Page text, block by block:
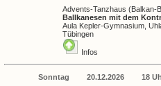
Advents-Tanzhaus (Balkan-
Ballkanesen mit dem
Aula Kepler-Gymnasium,
Tübingen
Infos
Sonntag 20.12.2026 18